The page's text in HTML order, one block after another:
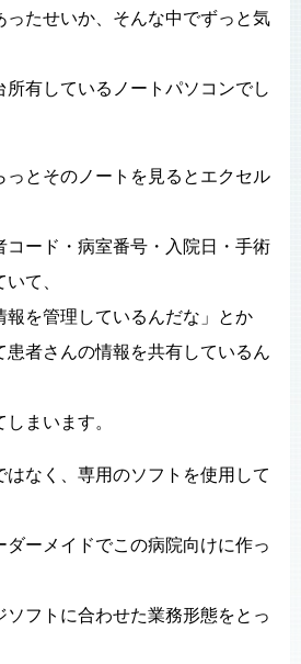
ったせいか、そんな中でずっと気
有しているノートパソコンでし
っとそのノートを見るとエクセル
コード・病室番号・入院日・手術
て、
報を管理しているんだな」とか
患者さんの情報を共有しているん
まいます。
はなく、専用のソフトを使用して
ダーメイドでこの病院向けに作っ
ソフトに合わせた業務形態をとっ